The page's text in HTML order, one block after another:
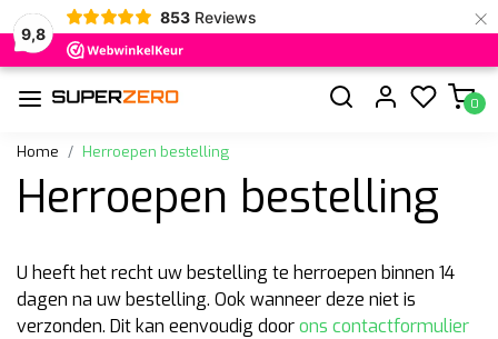
9,8
853 Reviews ×
0
Home Herroepen bestelling
Herroepen bestelling
U heeft het recht uw bestelling te herroepen binnen 14
dagen na uw bestelling. Ook wanneer deze niet is
verzonden. Dit kan eenvoudig doorons contactformulier